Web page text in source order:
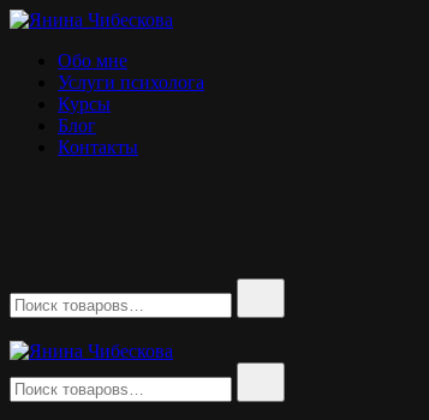
Перейти
содержимому
Янина Чибескова
психологОбо мне
Услуги психолога
Курсы
Блог
Контакты
Янина Чибескова
психолог